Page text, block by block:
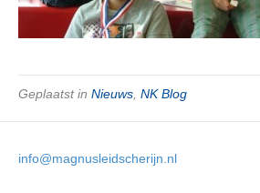
Geplaatst in Nieuws NK Blog
info@magnusleidscherijn.nl